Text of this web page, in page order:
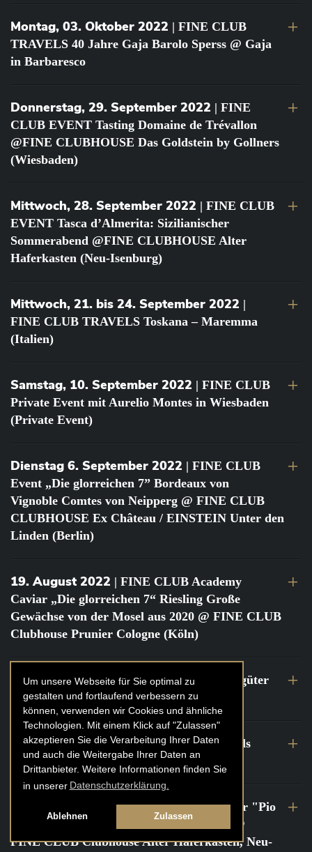
Um unsere Webseite für Sie optimal zu
gestalten und fortlaufend verbessern zu
können, verwenden wir Cookies und ähnliche
Technologien. Mit einem Klick auf "Zulassen"
akzeptieren Sie die Verarbeitung Ihrer Daten
und auch die Weitergabe Ihrer Daten an
Drittanbieter. Weitere Informationen finden Sie
in unserer Datenschutzerklärung.
Ablehnen Zulassen
Montag, 03. Oktober 2022 | FINE CLUB
TRAVELS 40 Jahre Gaja Barolo Sperss @ Gaja
in Barbaresco
Donnerstag, 29. September 2022 | FINE
CLUB EVENT Tasting Domaine de Trévallon
@FINE CLUBHOUSE Das Goldstein by Gollners
(Wiesbaden)
Mittwoch, 28. September 2022 | FINE CLUB
EVENT Tasca d’Almerita: Sizilianischer
Sommerabend @FINE CLUBHOUSE Alter
Haferkasten (Neu-Isenburg)
Mittwoch, 21. bis 24. September 2022 |
FINE CLUB TRAVELS Toskana – Maremma
(Italien)
Samstag, 10. September 2022 | FINE CLUB
Private Event mit Aurelio Montes in Wiesbaden
(Private Event)
Dienstag 6. September 2022 | FINE CLUB
Event „Die glorreichen 7” Bordeaux von
Vignoble Comtes von Neipperg @ FINE CLUB
CLUBHOUSE Ex Château / EINSTEIN Unter den
Linden (Berlin)
19. August 2022 | FINE CLUB Academy
Caviar „Die glorreichen 7“ Riesling Große
Gewächse von der Mosel aus 2020 @ FINE CLUB
Clubhouse Prunier Cologne (Köln)
29. Juli 2022| Weinbergwanderung Weingüter
Geheimrat J. Wegeler
26. bis 27. Juli 2022| FINE CLUB Travels
Frankreich Champagne Kurztrip
| FINE CLUB Private Dinner "Pio
Cesare" mit Tochter Frederica Pio Boffa @
FINE CLUB Clubhouse Alter Haferkasten, Neu-